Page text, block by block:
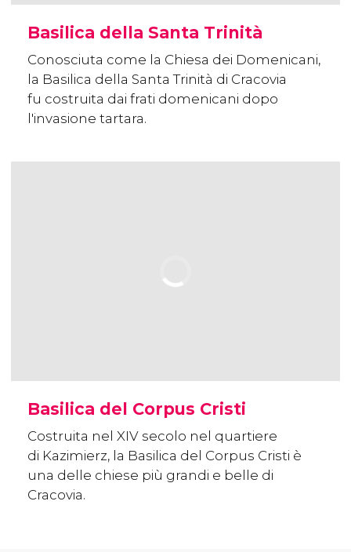
Basilica della Santa Trinità
Conosciuta come la Chiesa dei Domenicani,
la Basilica della Santa Trinità di Cracovia
fu costruita dai frati domenicani dopo
l'invasione tartara.
Basilica del Corpus Cristi
Costruita nel XIV secolo nel quartiere
di Kazimierz, la Basilica del Corpus Cristi è
una delle chiese più grandi e belle di
Cracovia.